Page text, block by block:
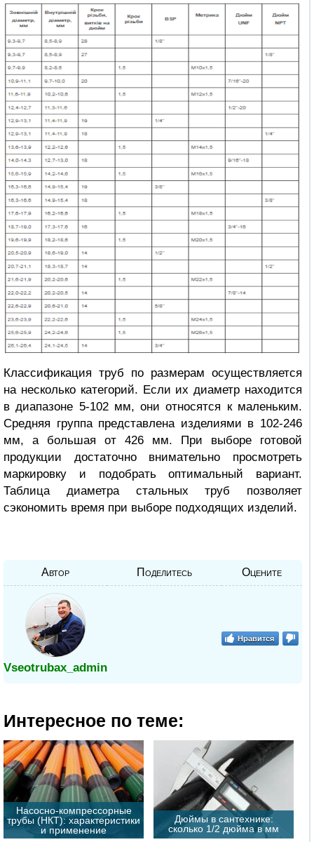
Классификация труб по размерам осуществляется
на несколько категорий. Если их диаметр находится
в диапазоне 5-102 мм, они относятся к маленьким.
Средняя группа представлена изделиями в 102-246
мм, а большая от 426 мм. При выборе готовой
продукции достаточно внимательно просмотреть
маркировку и подобрать оптимальный вариант.
Таблица диаметра стальных труб позволяет
сэкономить время при выборе подходящих изделий.
Автор Поделитесь Оцените
Vseotrubax_admin
Нравится
Интересное по теме:
Насосно-компрессорные
трубы (НКТ): характеристики
и применение
Дюймы в сантехнике:
сколько 1/2 дюйма в мм